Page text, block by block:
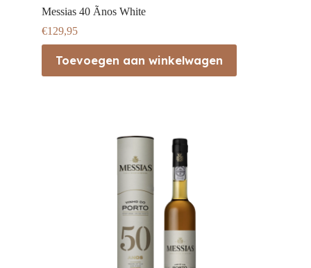
Messias 40 Ãnos White
€129,95
Toevoegen aan winkelwagen